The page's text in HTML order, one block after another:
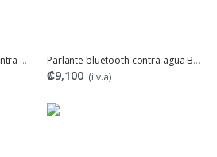
Parlante CLIFF,bluetooth, contra agua, marca UNNO Parlante bluetooth contra agua Blanco
₡9,100 (i.v.a)